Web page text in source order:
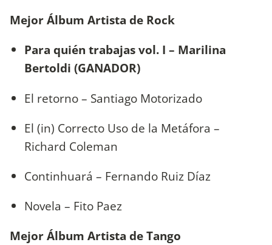
Mejor Álbum Artista de Rock
Para quién trabajas vol. I – Marilina
Bertoldi (GANADOR)
El retorno – Santiago Motorizado
El (in) Correcto Uso de la Metáfora –
Richard Coleman
Continhuará – Fernando Ruiz Díaz
Novela – Fito Paez
Mejor Álbum Artista de Tango